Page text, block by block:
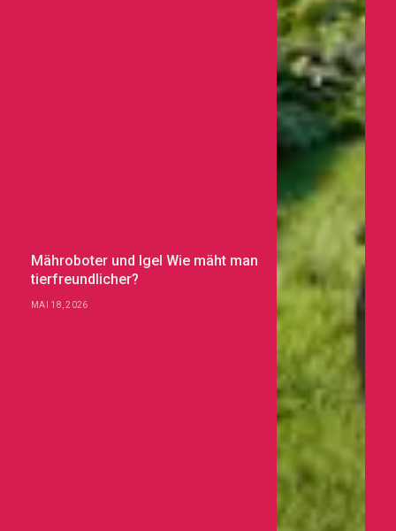
Mähroboter und Igel Wie mäht man
tierfreundlicher?
MAI 18, 2026